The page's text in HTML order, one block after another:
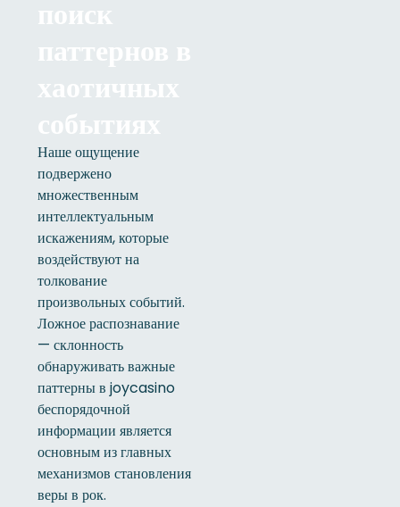
поиск
паттернов в
хаотичных
событиях
Наше ощущение
подвержено
множественным
интеллектуальным
искажениям, которые
воздействуют на
толкование
произвольных событий.
Ложное распознавание
— склонность
обнаруживать важные
паттерны в joycasino
беспорядочной
информации является
основным из главных
механизмов становления
веры в рок.